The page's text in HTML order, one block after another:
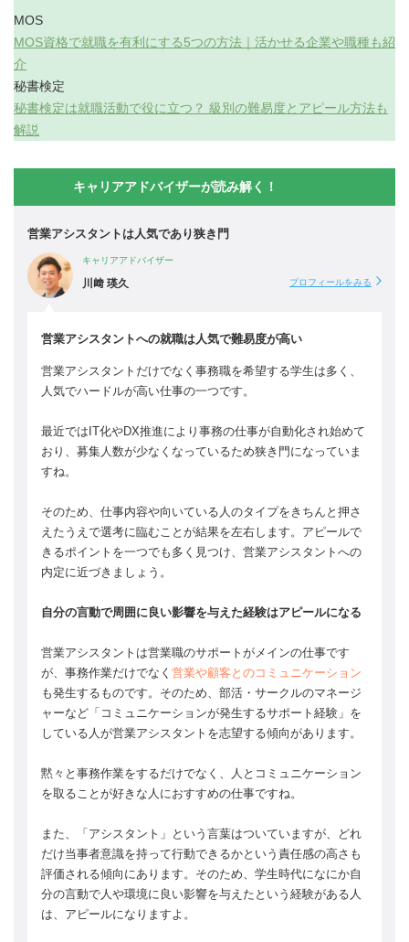
MOS
MOS資格で就職を有利にする5つの方法｜活かせる企業や職種も紹
介
秘書検定
秘書検定は就職活動で役に立つ？ 級別の難易度とアピール方法も
解説
キャリアアドバイザーが読み解く！
営業アシスタントは人気であり狭き門
キャリアアドバイザー
川﨑 瑛久 プロフィールをみる
営業アシスタントへの就職は人気で難易度が高い
営業アシスタントだけでなく事務職を希望する学生は多く、
人気でハードルが高い仕事の一つです。
最近ではIT化やDX推進により事務の仕事が自動化され始めて
おり、募集人数が少なくなっているため狭き門になっていま
すね。
そのため、仕事内容や向いている人のタイプをきちんと押さ
えたうえで選考に臨むことが結果を左右します。アピールで
きるポイントを一つでも多く見つけ、営業アシスタントへの
内定に近づきましょう。
自分の言動で周囲に良い影響を与えた経験はアピールになる
営業アシスタントは営業職のサポートがメインの仕事です
が、事務作業だけでなく 営業や顧客とのコミュニケーション
も発生するものです。そのため、部活・サークルのマネージ
ャーなど「コミュニケーションが発生するサポート経験」を
している人が営業アシスタントを志望する傾向があります。
黙々と事務作業をするだけでなく、人とコミュニケーション
を取ることが好きな人におすすめの仕事ですね。
また、「アシスタント」という言葉はついていますが、どれ
だけ当事者意識を持って行動できるかという責任感の高さも
評価される傾向にあります。そのため、学生時代になにか自
分の言動で人や環境に良い影響を与えたという経験がある人
は、アピールになりますよ。